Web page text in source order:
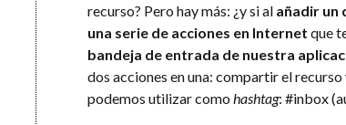
recurso? Pero hay más: ¿y si al añadir un
una serie de acciones en Internet que
bandeja de entrada de nuestra
dos acciones en una: compartir el
podemos utilizar como hashtag: #inbox